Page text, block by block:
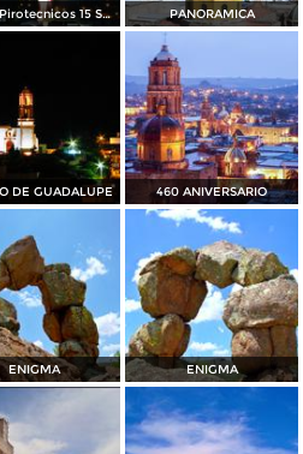
Fuegos Pirotecnicos 15 Septiembre, en Sombrerete. PANORAMICA
DE GUADALUPE 460 ANIVERSARIO
ENIGMA ENIGMA